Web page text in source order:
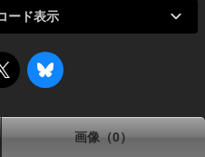
ード表示
画像（0）